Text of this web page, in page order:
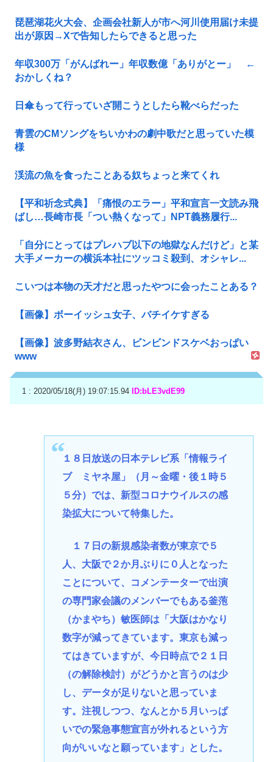
琵琶湖花火大会、企画会社新人が市へ河川使用届け未提
出が原因→Xで告知したらできると思った
年収300万「がんばれー」年収数億「ありがとー」 ←
おかしくね？
日傘もって行っていざ開こうとしたら靴べらだった
青雲のCMソングをちいかわの劇中歌だと思っていた模
様
渓流の魚を食ったことある奴ちょっと来てくれ
【平和祈念式典】「痛恨のエラー」平和宣言一文読み飛
ばし…長崎市長「つい熱くなって」NPT義務履行...
「自分にとってはプレハブ以下の地獄なんだけど」と某
大手メーカーの横浜本社にツッコミ殺到、オシャレ...
こいつは本物の天才だと思ったやつに会ったことある？
【画像】ボーイッシュ女子、バチイケすぎる
【画像】波多野結衣さん、ビンビンドスケベおっぱい
www
1 : 2020/05/18(月) 19:07:15.94 ID:bLE3vdE99
１８日放送の日本テレビ系「情報ライ
ブ ミヤネ屋」（月～金曜・後１時５
５分）では、新型コロナウイルスの感
染拡大について特集した。
１７日の新規感染者数が東京で５
人、大阪で２か月ぶりに０人となった
ことについて、コメンテーターで出演
の専門家会議のメンバーでもある釜萢
（かまやち）敏医師は「大阪はかなり
数字が減ってきています。東京も減っ
てはきていますが、今日時点で２１日
（の解除検討）がどうかと言うのは少
し、データが足りないと思っていま
す。注視しつつ、なんとか５月いっぱ
いでの緊急事態宣言が外れるという方
向がいいなと願っています」とした。